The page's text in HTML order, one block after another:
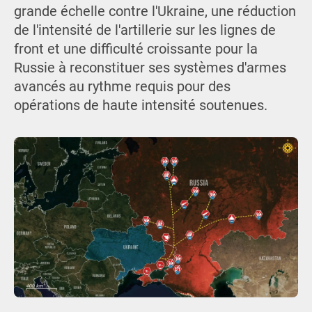
grande échelle contre l'Ukraine, une réduction
de l'intensité de l'artillerie sur les lignes de
front et une difficulté croissante pour la
Russie à reconstituer ses systèmes d'armes
avancés au rythme requis pour des
opérations de haute intensité soutenues.